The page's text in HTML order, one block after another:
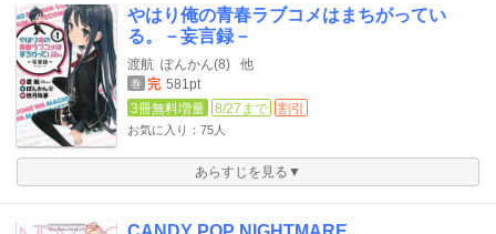
やはり俺の青春ラブコメはまちがってい
る。－妄言録－
渡航 ぽんかん(8) 他
巻 完 581pt
3冊無料増量
8/27まで 割引
お気に入り：75人
あらすじを見る▼